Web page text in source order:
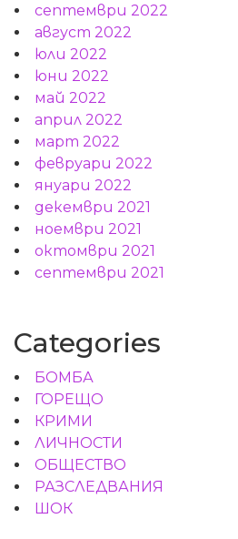
септември 2022
август 2022
юли 2022
юни 2022
май 2022
април 2022
март 2022
февруари 2022
януари 2022
декември 2021
ноември 2021
октомври 2021
септември 2021
Categories
БОМБА
ГОРЕЩО
КРИМИ
ЛИЧНОСТИ
ОБЩЕСТВО
РАЗСЛЕДВАНИЯ
ШОК